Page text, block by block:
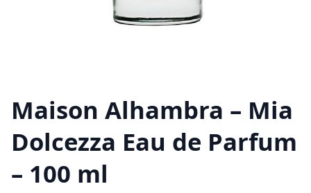
Maison Alhambra – Mia
Dolcezza Eau de Parfum
– 100 ml